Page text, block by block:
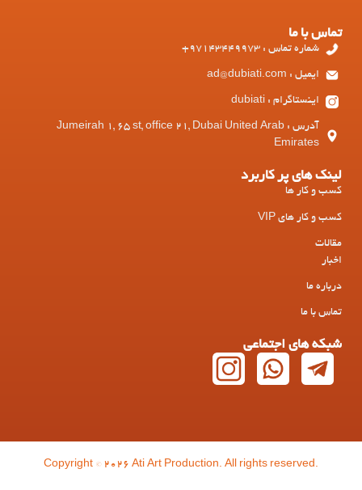
تماس با ما
شماره تماس : 97143449973+
ایمیل : ad@dubiati.com
اینستاگرام : dubiati
آدرس : Jumeirah 1, 65 st, office 21, Dubai United Arab
Emirates
لینک های پر کاربرد
کسب و کار ها
کسب و کار های VIP
مقالات
اخبار
درباره ما
تماس با ما
شبکه های اجتماعی
Copyright © 2026 Ati Art Production. All rights reserved.